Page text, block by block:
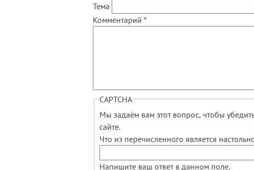
Тема
Комментарий *
CAPTCHA
Мы задаём вам этот вопрос, чтобы
сайте.
Что из перечисленного является
Напишите ваш ответ в данном поле.